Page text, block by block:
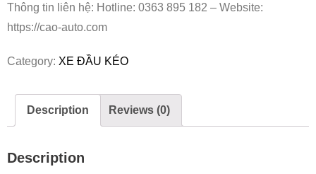
Thông tin liên hệ: Hotline: 0363 895 182 – Website:
https://cao-auto.com
Category: XE ĐẦU KÉO
Description Reviews (0)
Description